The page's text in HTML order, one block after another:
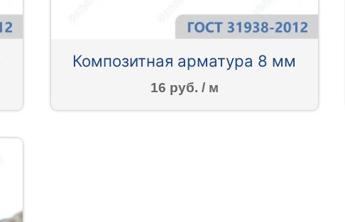
Композитная арматура 8 мм
16 руб. / м